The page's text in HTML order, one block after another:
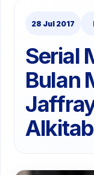
28 Jul 2017
Serial
Bulan